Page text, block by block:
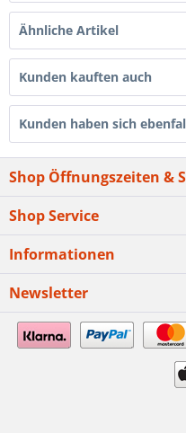
Ähnliche Artikel
Kunden kauften auch
Kunden haben sich
Shop Öffnungszeiten &
Shop Service
Informationen
Newsletter